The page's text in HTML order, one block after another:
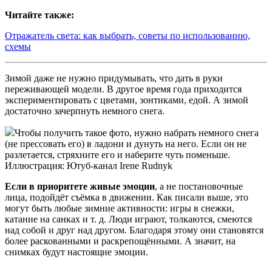
Читайте также:
Отражатель света: как выбрать, советы по использованию,
схемы
Зимой даже не нужно придумывать, что дать в руки
переживающей модели. В другое время года приходится
экспериментировать с цветами, зонтиками, едой. А зимой
достаточно зачерпнуть немного снега.
Чтобы получить такое фото, нужно набрать немного снега
(не прессовать его) в ладони и дунуть на него. Если он не
разлетается, стряхните его и наберите чуть поменьше.
Иллюстрация: Ютуб-канал Irene Rudnyk
Если в приоритете живые эмоции, а не постановочные
лица, подойдёт съёмка в движении. Как писали выше, это
могут быть любые зимние активности: игры в снежки,
катание на санках и т. д. Люди играют, толкаются, смеются
над собой и друг над другом. Благодаря этому они становятся
более раскованными и раскрепощёнными. А значит, на
снимках будут настоящие эмоции.